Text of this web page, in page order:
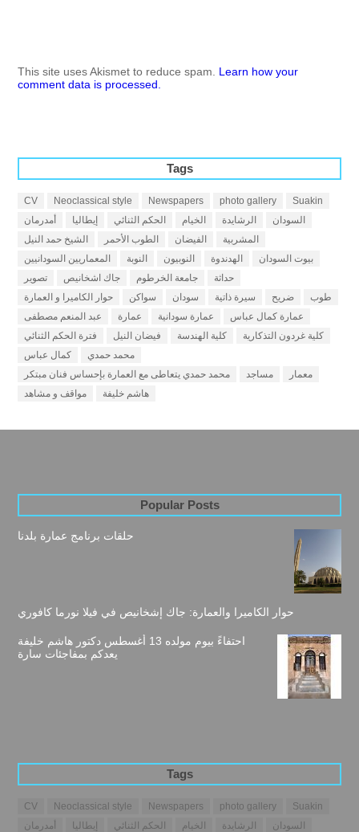
This site uses Akismet to reduce spam. Learn how your
comment data is processed.
Tags
CV Neoclassical style Newspapers photo gallery
Suakin
أمدرمان
إيطاليا الحكم الثنائي الخيام الرشايدة
السودان
الشيخ حمد النيل
الطوب الأحمر الفيضان
المشربية
المعماريين السودانيين
النوبة النوبيون الهدندوة
بيوت السودان
تصوير
جاك اشخانيص جامعة الخرطوم
حداثة
حوار الكاميرا و العمارة
سواكن سودان سيرة ذاتية ضريح
طوب
عبد المنعم مصطفى
عمارة عمارة سودانية
عمارة كمال عباس
فترة الحكم الثنائي
فيضان النيل كلية الهندسة
كلية غردون التذكارية
كمال عباس
محمد حمدي
محمد حمدي يتعاطى مع العمارة بإحساس فنان مبتكر
مساجد
معمار
مواقف و مشاهد
هاشم خليفة
Popular Posts
حلقات برنامج عمارة بلدنا
حوار الكاميرا والعمارة: جاك إشخانيص في فيلا نورما كافوري
احتفاءً بيوم مولده 13 أغسطس دكتور هاشم خليفة
يعدكم بمفاجئات سارة
Tags
CV Neoclassical style Newspapers photo gallery
Suakin
أمدرمان
إيطاليا الحكم الثنائي الخيام الرشايدة
السودان